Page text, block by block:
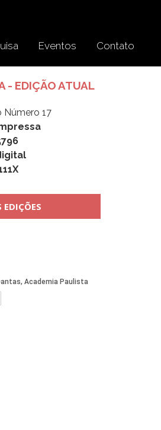
Eventos Contato
- EDIÇÃO ATUAL
Número 17
EDIÇÕES